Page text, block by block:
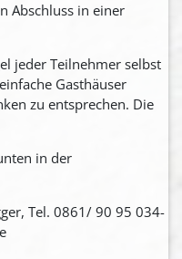
Abschluss in einer
jeder Teilnehmer selbst
Gasthäuser
zu entsprechen. Die
in der
Tel. 0861/ 90 95 034-